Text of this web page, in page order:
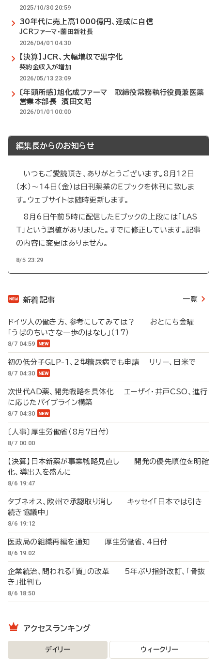
2025/10/30 20:59
30年代に売上高1000億円、達成に自信
JCRファーマ・薗田新社長
2026/04/01 04:30
【決算】JCR、大幅増収で黒字化
契約金収入が増加
2026/05/13 23:09
〔年頭所感〕旭化成ファーマ 取締役常務執行役員兼医薬
営業本部長 濱田文昭
2026/01/01 00:00
編集長からのお知らせ
いつもご愛読頂き、ありがとうございます。8月12日
（水）～14日（金）は日刊薬業のEブックを休刊に致しま
す。ウェブサイトは随時更新します。
8月6日午前5時に配信したEブックの上段には「LAS
T」という誤植がありました。すでに修正しています。記事
の内容に変更はありません。
8/5 23:29
新着記事 一覧
ドイツ人の働き方、参考にしてみては？ おとにち金曜
「うぱのちいさな一歩のはなし」（17）
8/7 04:59
初の低分子GLP-1、2型糖尿病でも申請 リリー、日米で
8/7 04:30
次世代AD薬、開発戦略を具体化 エーザイ・井戸CSO、進行
に応じたパイプライン構築
8/7 04:30
〔人事〕厚生労働省（8月7日付）
8/7 00:00
【決算】日本新薬が事業戦略見直し 開発の優先順位を明確
化、導出入を盛んに
8/6 19:47
タブネオス、欧州で承認取り消し キッセイ「日本では引き
続き協議中」
8/6 19:12
医政局の組織再編を通知 厚生労働省、4日付
8/6 19:02
企業統治、問われる「質」の改革 5年ぶり指針改訂、「骨抜
き」批判も
8/6 18:50
アクセスランキング
デイリー ウィークリー